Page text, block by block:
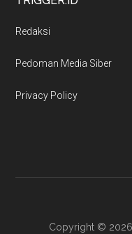
Redaksi
Pedoman Media Siber
Privacy Policy
Copyright © 2026